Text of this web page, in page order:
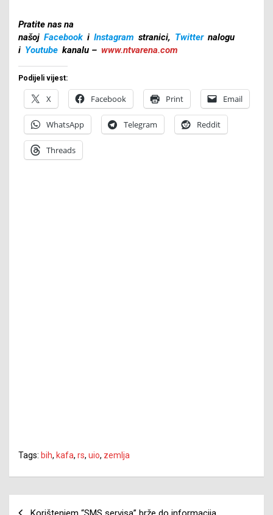
Pratite nas na
našoj Facebook i Instagram stranici, Twitter nalogu
i Youtube kanalu – www.ntvarena.com
Podijeli vijest:
X Facebook Print Email
WhatsApp Telegram Reddit
Threads
Tags: bih, kafa, rs, uio, zemlja